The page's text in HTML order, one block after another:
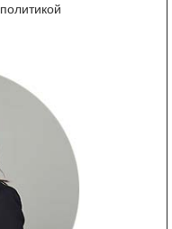
политикой